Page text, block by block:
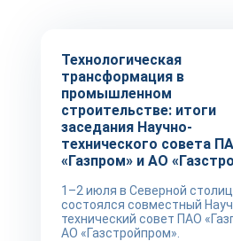
Технологическая
трансформация в
промышленном
строительстве: итоги
заседания Научно-
технического совета
«Газпром» и АО
1–2 июля в Северной
состоялся совместный
технический совет ПАО
АО «Газстройпром».